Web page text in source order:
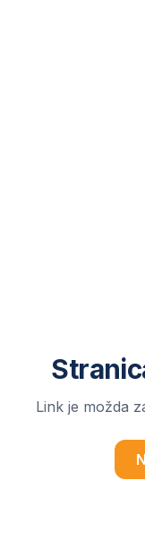
Link je možda